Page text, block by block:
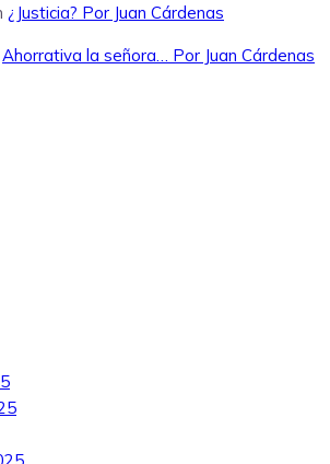
¿Justicia? Por Juan Cárdenas
Ahorrativa la señora… Por Juan Cárdenas